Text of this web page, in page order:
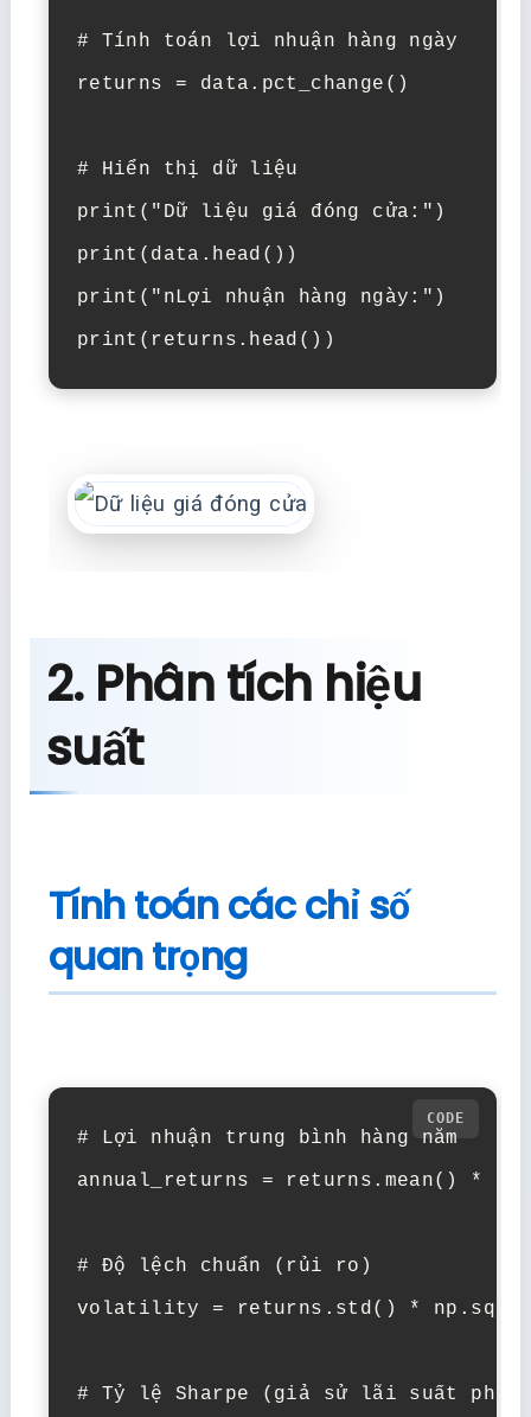
# Tính toán lợi nhuận hàng ngày
returns = data.pct_change()
# Hiển thị dữ liệu
print("Dữ liệu giá đóng cửa:")
print(data.head())
print("nLợi nhuận hàng ngày:")
print(returns.head())
2. Phân tích hiệu
suất
Tính toán các chỉ số
quan trọng
# Lợi nhuận trung bình hàng năm
annual_returns = returns.mean() *
# Độ lệch chuẩn (rủi ro)
volatility = returns.std() *
# Tỷ lệ Sharpe (giả sử lãi suất phi